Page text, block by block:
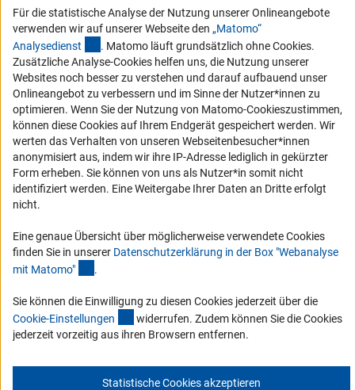
Compliance
Vergabeverfahren
Barrierefreiheit
Service und Informationen für Menschen mit Behinderungen
Erklärung zur Barrierefreiheit
Barriere melden
DFG-aktuell
Erhalten Sie Neuigkeiten aus der DFG direkt in Ihr Mailpostfach oder
Zum Newsletter
Service
Für die statistische Analyse der Nutzung unserer Onlineangebote
verwenden wir auf unserer Webseite den „Matomo“
Analysedienst (externer Link)
. Matomo läuft grundsätzlich ohne Cookies.
Zusätzliche Analyse-Cookies helfen uns, die Nutzung unserer
Websites noch besser zu verstehen und darauf aufbauend unser
Onlineangebot zu verbessern und im Sinne der Nutzer*innen zu
optimieren. Wenn Sie der Nutzung von Matomo-Cookieszustimmen,
können diese Cookies auf Ihrem Endgerät gespeichert werden. Wir
werten das Verhalten von unseren Webseitenbesucher*innen
anonymisiert aus, indem wir ihre IP-Adresse lediglich in gekürzter
Form erheben. Sie können von uns als Nutzer*in somit nicht
identifiziert werden. Eine Weitergabe Ihrer Daten an Dritte erfolgt
nicht.
Eine genaue Übersicht über möglicherweise verwendete Cookies
finden Sie in unserer Datenschutzerklärung in der Box "Webanalyse
mit Matomo" .
Sie können die Einwilligung zu diesen Cookies jederzeit über die
Cookie-Einstellungen (interner Link)
widerrufen. Zudem können Sie die Cookies
jederzeit vorzeitig aus ihren Browsern entfernen.
Statistische Cookies akzeptieren